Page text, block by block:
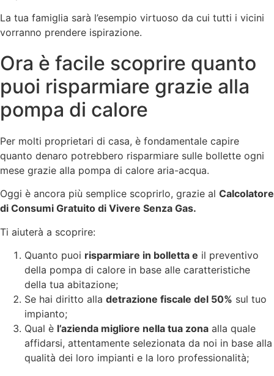
La tua famiglia sarà l’esempio virtuoso da cui tutti i vicini
vorranno prendere ispirazione.
Ora è facile scoprire quanto
puoi risparmiare grazie alla
pompa di calore
Per molti proprietari di casa, è fondamentale capire
quanto denaro potrebbero risparmiare sulle bollette ogni
mese grazie alla pompa di calore aria-acqua.
Oggi è ancora più semplice scoprirlo, grazie al Calcolatore
di Consumi Gratuito di Vivere Senza Gas.
Ti aiuterà a scoprire:
Quanto puoi risparmiare in bolletta e il preventivo
della pompa di calore in base alle caratteristiche
della tua abitazione;
Se hai diritto alla detrazione fiscale del 50% sul tuo
impianto;
Qual è l’azienda migliore nella tua zona alla quale
affidarsi, attentamente selezionata da noi in base alla
qualità dei loro impianti e la loro professionalità;